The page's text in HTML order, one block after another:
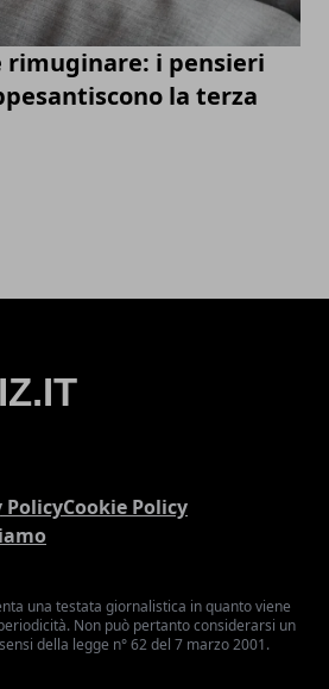
rimuginare: i pensieri
la terza
PolicyCookie Policy
una testata giornalistica in quanto viene
Non può pertanto considerarsi un
della legge n° 62 del 7 marzo 2001.